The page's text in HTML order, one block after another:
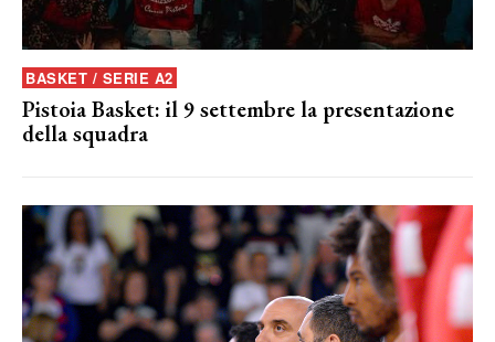
BASKET / SERIE A2
Pistoia Basket: il 9 settembre la presentazione
della squadra